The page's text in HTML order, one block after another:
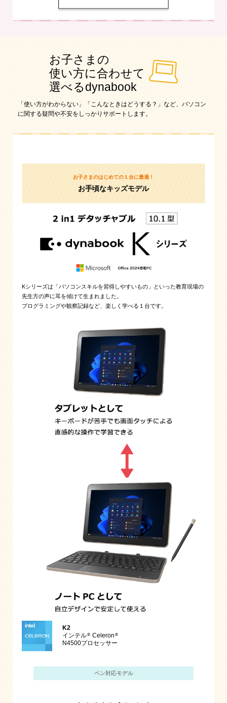
お子さまの
使い方に合わせて
選べるdynabook
「使い方がわからない」「こんなときはどうする？」など、パソコン
に関する疑問や不安をしっかりサポートします。
お子さまのはじめての１台に最適！
お手頃なキッズモデル
Kシリーズは「パソコンスキルを習得しやすいもの」といった教育現場の
先生方の声に耳を傾けて生まれました。
プログラミングや観察記録など、楽しく学べる１台です。
K2
インテル® Celeron ®
N4500プロセッサー
ペン対応モデル